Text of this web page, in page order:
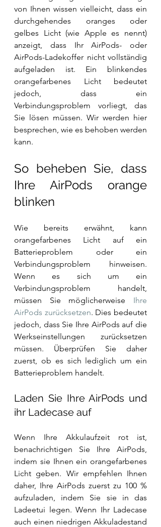
von Ihnen wissen vielleicht, dass ein
durchgehendes oranges oder
gelbes Licht (wie Apple es nennt)
anzeigt, dass Ihr AirPods- oder
AirPods-Ladekoffer nicht vollständig
aufgeladen ist. Ein blinkendes
orangefarbenes Licht bedeutet
jedoch, dass ein
Verbindungsproblem vorliegt, das
Sie lösen müssen. Wir werden hier
besprechen, wie es behoben werden
kann.
So beheben Sie, dass
Ihre AirPods orange
blinken
Wie bereits erwähnt, kann
orangefarbenes Licht auf ein
Batterieproblem oder ein
Verbindungsproblem hinweisen.
Wenn es sich um ein
Verbindungsproblem handelt,
müssen Sie möglicherweise Ihre
AirPods zurücksetzen. Dies bedeutet
jedoch, dass Sie Ihre AirPods auf die
Werkseinstellungen zurücksetzen
müssen. Überprüfen Sie daher
zuerst, ob es sich lediglich um ein
Batterieproblem handelt.
Laden Sie Ihre AirPods und
ihr Ladecase auf
Wenn Ihre Akkulaufzeit rot ist,
benachrichtigen Sie Ihre AirPods,
indem sie Ihnen ein orangefarbenes
Licht geben. Wir empfehlen Ihnen
daher, Ihre AirPods zuerst zu 100 %
aufzuladen, indem Sie sie in das
Ladeetui legen. Wenn Ihr Ladecase
auch einen niedrigen Akkuladestand